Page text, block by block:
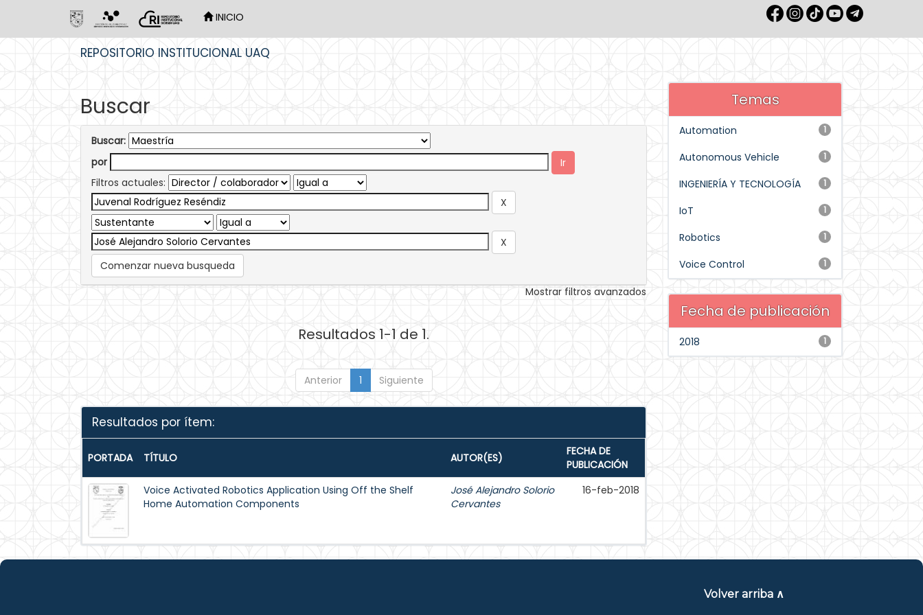
INICIO
REPOSITORIO INSTITUCIONAL UAQ
Buscar
Buscar:
por
Filtros actuales:
Comenzar nueva busqueda
Mostrar filtros avanzados
Resultados 1-1 de 1.
Anterior 1 Siguiente
Resultados por ítem:
PORTADA TÍTULO AUTOR(ES)
FECHA DE
PUBLICACIÓN
Voice Activated Robotics Application Using Off the Shelf
Home Automation Components
José Alejandro Solorio
Cervantes
16-feb-2018
Temas
1
Automation
1
Autonomous Vehicle
1
INGENIERÍA Y TECNOLOGÍA
1
IoT
1
Robotics
1
Voice Control
Fecha de publicación
1
2018
Volver arriba ∧